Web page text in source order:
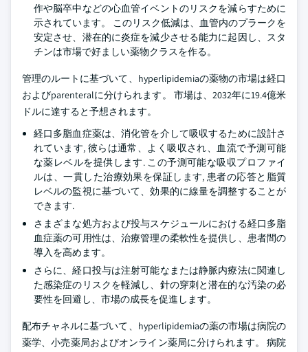
作や脳卒中などの心血管イベントのリスクを減らすために
示されています。 このリスク低減は、血管内のプラークを
安定させ、潜在的に炎症を減少させる能力に起因し、スタ
チンは市場で好ましい薬物クラスを作る。
管理のルートに基づいて、hyperlipidemiaの薬物の市場は経口
およびparenteralに分けられます。 市場は、2032年に19.4億米
ドルに達すると予想されます。
経口多脂血症薬は、消化管を介して吸収するために設計さ
れています, 彼らは通常、よく吸収され、血流で予測可能
な薬レベルを提供します. この予測可能な吸収プロファイ
ルは、一貫した治療効果を保証します, 患者の応答と脂質
レベルの監視に基づいて、効果的に線量を調整することが
できます.
さまざまな処方および投与スケジュールにおける経口多脂
血症薬の可用性は、治療管理の柔軟性を提供し、患者間の
導入を高めます。
さらに、経口投与は注射可能なまたは静脈内療法に関連し
た感染症のリスクを軽減し、針の穿刺と潜在的な汚染の必
要性を回避し、市場の成長を促進します。
配布チャネルに基づいて、hyperlipidemiaの薬の市場は病院の
薬学、小売薬局およびオンライン薬局に分けられます。 病院